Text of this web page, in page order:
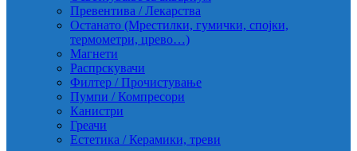
Превентива / Лекарства
Останато (Мрестилки, гумички, спојки,
термометри, црево…)
Магнети
Распрскувачи
Филтер / Прочистување
Пумпи / Компресори
Канистри
Греачи
Естетика / Керамики, треви